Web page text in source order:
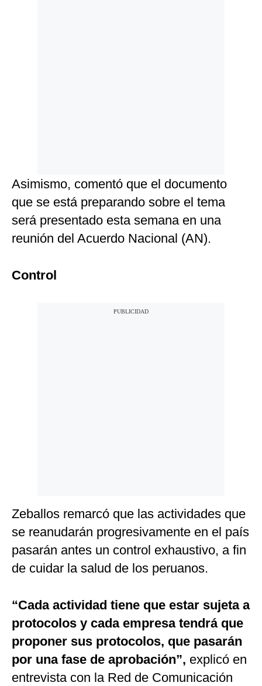
Asimismo, comentó que el documento
que se está preparando sobre el tema
será presentado esta semana en una
reunión del Acuerdo Nacional (AN).
Control
Zeballos remarcó que las actividades que
se reanudarán progresivamente en el país
pasarán antes un control exhaustivo, a fin
de cuidar la salud de los peruanos.
“Cada actividad tiene que estar sujeta a
protocolos y cada empresa tendrá que
proponer sus protocolos, que pasarán
por una fase de aprobación”, explicó en
entrevista con la Red de Comunicación